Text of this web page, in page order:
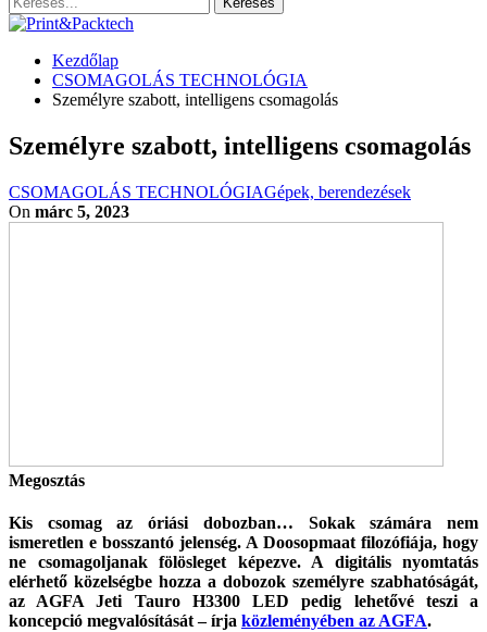
Kezdőlap
CSOMAGOLÁS TECHNOLÓGIA
Személyre szabott, intelligens csomagolás
Személyre szabott, intelligens csomagolás
CSOMAGOLÁS TECHNOLÓGIAGépek, berendezések
On márc 5, 2023
Megosztás
Kis csomag az óriási dobozban… Sokak számára nem
ismeretlen e bosszantó jelenség. A Doosopmaat filozófiája, hogy
ne csomagoljanak fölösleget képezve. A digitális nyomtatás
elérhető közelségbe hozza a dobozok személyre szabhatóságát,
az AGFA Jeti Tauro H3300 LED pedig lehetővé teszi a
koncepció megvalósítását – írja közleményében az AGFA.